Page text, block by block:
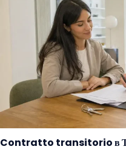
Contratto transitorio в